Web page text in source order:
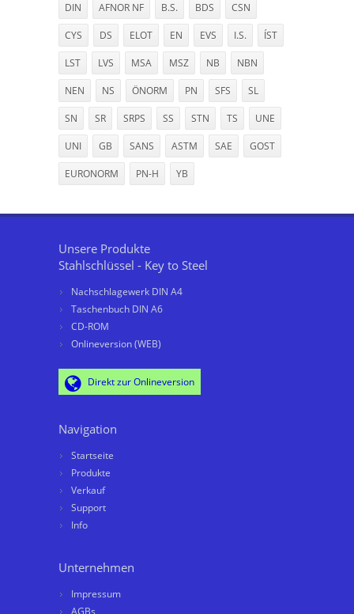
DIN AFNOR NF B.S. BDS CSN
CYS DS ELOT EN EVS I.S. ÍST
LST LVS MSA MSZ NB NBN
NEN NS ÖNORM PN SFS SL
SN SR SRPS SS STN TS UNE
UNI GB SANS ASTM SAE GOST
EURONORM PN-H YB
Unsere Produkte
Stahlschlüssel - Key to Steel
Nachschlagewerk DIN A4
Taschenbuch DIN A6
CD-ROM
Onlineversion (WEB)
Direkt zur Onlineversion
Navigation
Startseite
Produkte
Verkauf
Support
Info
Unternehmen
Impressum
AGBs